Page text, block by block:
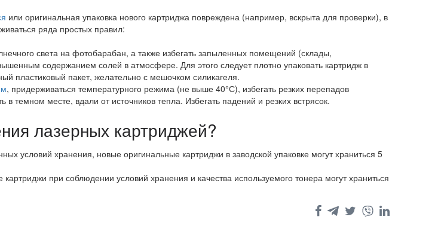
или оригинальная упаковка нового картриджа повреждена (например, вскрыта для проверки), в
ряда простых правил:
света на фотобарабан, а также избегать запыленных помещений (склады,
содержанием солей в атмосфере. Для этого следует плотно упаковать картридж в
пластиковый пакет, желательно с мешочком силикагеля.
, придерживаться температурного режима (не выше 40°С), избегать резких перепадов
в темном месте, вдали от источников тепла. Избегать падений и резких встрясок.
лазерных картриджей?
условий хранения, новые оригинальные картриджи в заводской упаковке могут храниться 5
при соблюдении условий хранения и качества используемого тонера могут храниться